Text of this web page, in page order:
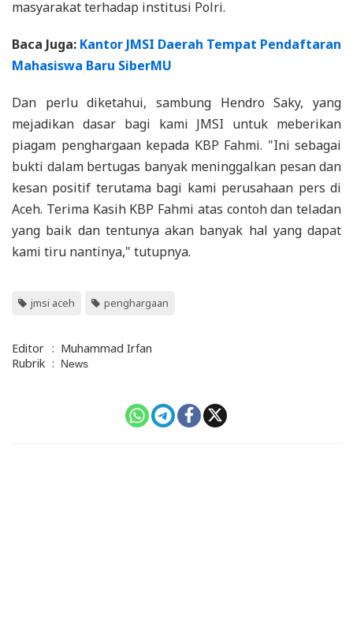
masyarakat terhadap institusi Polri.
Baca Juga: Kantor JMSI Daerah Tempat Pendaftaran
Mahasiswa Baru SiberMU
Dan perlu diketahui, sambung Hendro Saky, yang
mejadikan dasar bagi kami JMSI untuk meberikan
piagam penghargaan kepada KBP Fahmi. "Ini sebagai
bukti dalam bertugas banyak meninggalkan pesan dan
kesan positif terutama bagi kami perusahaan pers di
Aceh. Terima Kasih KBP Fahmi atas contoh dan teladan
yang baik dan tentunya akan banyak hal yang dapat
kami tiru nantinya," tutupnya.
jmsi aceh penghargaan
Editor : Muhammad Irfan
Rubrik : News